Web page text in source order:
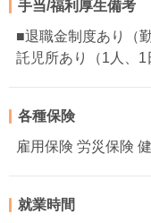
手当/福利厚生備考
■退職金制度あり（
託児所あり（1人、1
各種保険
雇用保険 労災保険
就業時間